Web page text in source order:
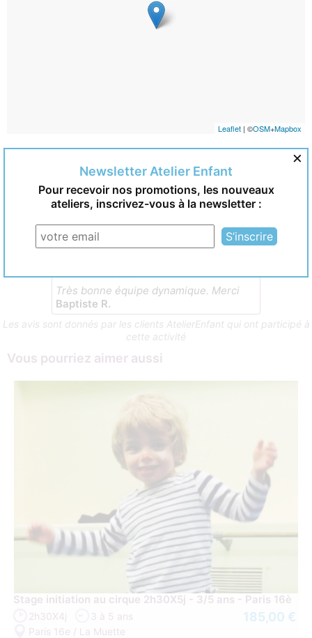
Leaflet | ©OSM+Mapbox
Avis clients
9.4 / 10
Très bonne équipe dynamique. Merci
Baptiste R.
Les avis sont donnés par les clients AtelierEnfant qui ont participé à
cette activité
Vous pourriez aimer aussi
Stage initiation au cirque 2h30X5j - 3/5 ans - Paris 16è
2h30X4j
3 à 5 ans
Paris 16e / La Muette
185,00 €
Newsletter Atelier Enfant
Pour recevoir nos promotions, les nouveaux
ateliers, inscrivez-vous à la newsletter :
×